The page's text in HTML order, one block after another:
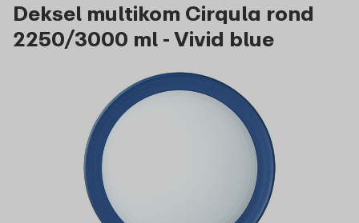
Deksel multikom Cirqula rond
2250/3000 ml - Vivid blue